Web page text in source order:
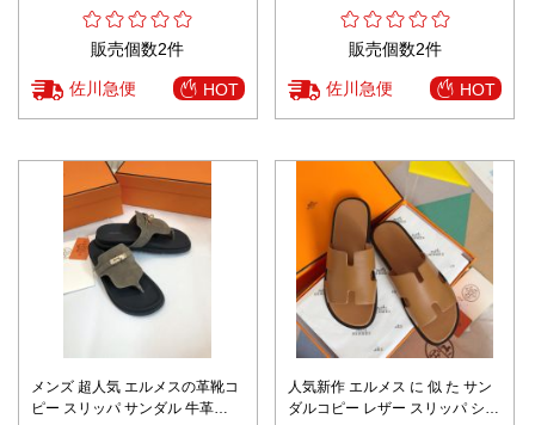
販売個数2件
佐川急便 HOT
販売個数2件
佐川急便 HOT
メンズ 超人気 エルメスの革靴コ
ピー スリッパ サンダル 牛革
人気新作 エルメス に 似 た サン
ダルコピー レザー スリッパ シュ